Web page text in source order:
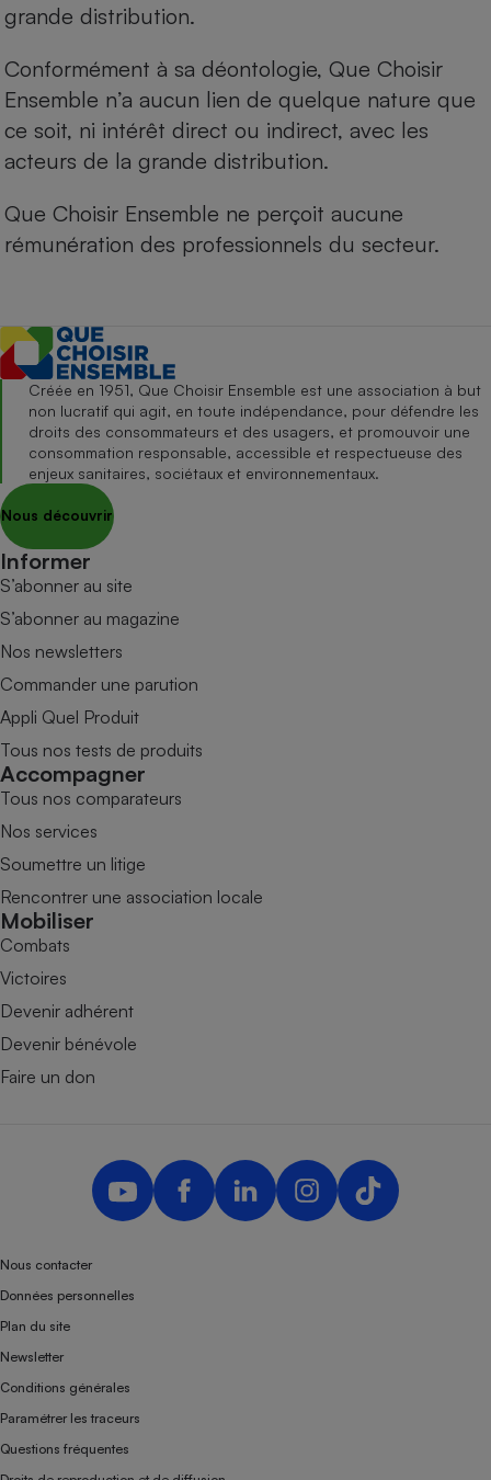
grande distribution.
Conformément à sa déontologie, Que Choisir
Ensemble n’a aucun lien de quelque nature que
ce soit, ni intérêt direct ou indirect, avec les
acteurs de la grande distribution.
Que Choisir Ensemble ne perçoit aucune
rémunération des professionnels du secteur.
Créée en 1951, Que Choisir Ensemble est une association à but
non lucratif qui agit, en toute indépendance, pour défendre les
droits des consommateurs et des usagers, et promouvoir une
consommation responsable, accessible et respectueuse des
enjeux sanitaires, sociétaux et environnementaux.
Nous découvrir
Informer
S’abonner au site
S’abonner au magazine
Nos newsletters
Commander une parution
Appli Quel Produit
Tous nos tests de produits
Accompagner
Tous nos comparateurs
Nos services
Soumettre un litige
Rencontrer une association locale
Mobiliser
Combats
Victoires
Devenir adhérent
Devenir bénévole
Faire un don
Nous contacter
Données personnelles
Plan du site
Newsletter
Conditions générales
Paramétrer les traceurs
Questions fréquentes